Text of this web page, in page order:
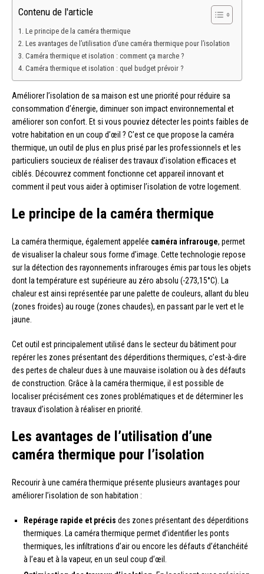
Contenu de l'article
Le principe de la caméra thermique
Les avantages de l’utilisation d’une caméra thermique pour l’isolation
Caméra thermique et isolation : comment ça marche ?
Caméra thermique et isolation : quel budget prévoir ?
Améliorer l’isolation de sa maison est une priorité pour réduire sa
consommation d’énergie, diminuer son impact environnemental et
améliorer son confort. Et si vous pouviez détecter les points faibles de
votre habitation en un coup d’œil ? C’est ce que propose la caméra
thermique, un outil de plus en plus prisé par les professionnels et les
particuliers soucieux de réaliser des travaux d’isolation efficaces et
ciblés. Découvrez comment fonctionne cet appareil innovant et
comment il peut vous aider à optimiser l’isolation de votre logement.
Le principe de la caméra thermique
La caméra thermique, également appelée caméra infrarouge, permet
de visualiser la chaleur sous forme d’image. Cette technologie repose
sur la détection des rayonnements infrarouges émis par tous les objets
dont la température est supérieure au zéro absolu (-273,15°C). La
chaleur est ainsi représentée par une palette de couleurs, allant du bleu
(zones froides) au rouge (zones chaudes), en passant par le vert et le
jaune.
Cet outil est principalement utilisé dans le secteur du bâtiment pour
repérer les zones présentant des déperditions thermiques, c’est-à-dire
des pertes de chaleur dues à une mauvaise isolation ou à des défauts
de construction. Grâce à la caméra thermique, il est possible de
localiser précisément ces zones problématiques et de déterminer les
travaux d’isolation à réaliser en priorité.
Les avantages de l’utilisation d’une
caméra thermique pour l’isolation
Recourir à une caméra thermique présente plusieurs avantages pour
améliorer l’isolation de son habitation :
Repérage rapide et précis des zones présentant des déperditions
thermiques. La caméra thermique permet d’identifier les ponts
thermiques, les infiltrations d’air ou encore les défauts d’étanchéité
à l’eau et à la vapeur, en un seul coup d’œil.